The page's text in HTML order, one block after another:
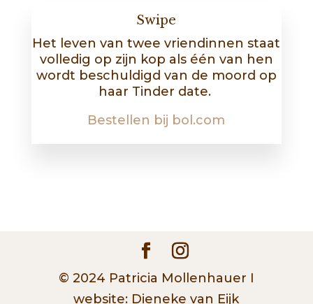
Swipe
Het leven van twee vriendinnen staat
volledig op zijn kop als één van hen
wordt beschuldigd van de moord op
haar Tinder date.
Bestellen bij bol.com
© 2024 Patricia Mollenhauer I
website: Dieneke van Eijk